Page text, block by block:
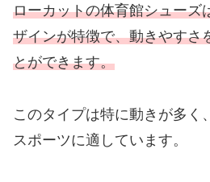
ローカットの体育館シューズ
ザインが特徴で、動きやすさ
とができます。
このタイプは特に動きが多く
スポーツに適しています。